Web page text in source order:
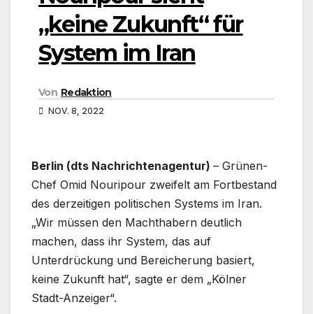
„keine Zukunft“ für
System im Iran
Von Redaktion
NOV. 8, 2022
Berlin (dts Nachrichtenagentur) – Grünen-
Chef Omid Nouripour zweifelt am Fortbestand
des derzeitigen politischen Systems im Iran.
„Wir müssen den Machthabern deutlich
machen, dass ihr System, das auf
Unterdrückung und Bereicherung basiert,
keine Zukunft hat“, sagte er dem „Kölner
Stadt-Anzeiger“.